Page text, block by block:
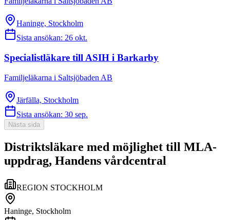
Haninge, Stockholm
Sista ansökan: 26 okt.
Specialistläkare till ASIH i Barkarby
Familjeläkarna i Saltsjöbaden AB
Järfälla, Stockholm
Sista ansökan: 30 sep.
Nästa sida
Distriktsläkare med möjlighet till MLA-
uppdrag, Handens vårdcentral
REGION STOCKHOLM
Haninge, Stockholm